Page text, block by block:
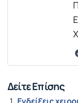
Δείτε Επίσης